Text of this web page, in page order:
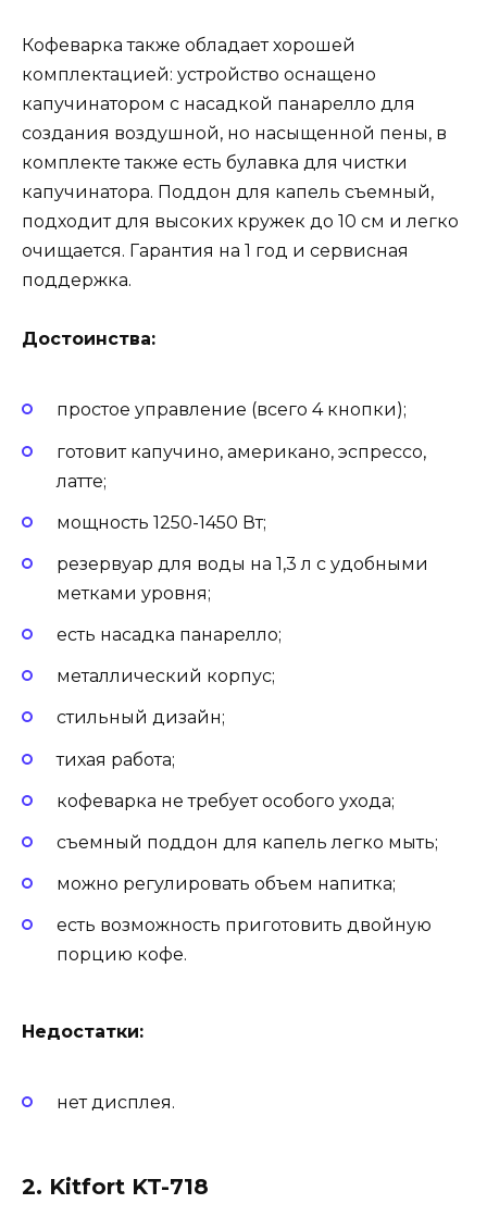
Кофеварка также обладает хорошей
комплектацией: устройство оснащено
капучинатором с насадкой панарелло для
создания воздушной, но насыщенной пены, в
комплекте также есть булавка для чистки
капучинатора. Поддон для капель съемный,
подходит для высоких кружек до 10 см и легко
очищается. Гарантия на 1 год и сервисная
поддержка.
Достоинства:
простое управление (всего 4 кнопки);
готовит капучино, американо, эспрессо,
латте;
мощность 1250-1450 Вт;
резервуар для воды на 1,3 л с удобными
метками уровня;
есть насадка панарелло;
металлический корпус;
стильный дизайн;
тихая работа;
кофеварка не требует особого ухода;
съемный поддон для капель легко мыть;
можно регулировать объем напитка;
есть возможность приготовить двойную
порцию кофе.
Недостатки:
нет дисплея.
2. Kitfort KT-718